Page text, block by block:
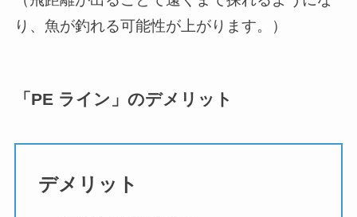
り、魚が釣れる可能性が上がります。）
「PE ライン」のデメリット
デメリット